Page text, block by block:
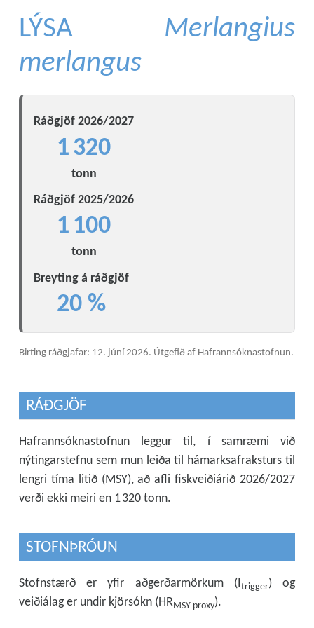
LÝSA Merlangius
merlangus
Ráðgjöf 2026/2027
1 320
tonn
Ráðgjöf 2025/2026
1 100
tonn
Breyting á ráðgjöf
20 %
Birting ráðgjafar: 12. júní 2026. Útgefið af Hafrannsóknastofnun.
RÁÐGJÖF
Hafrannsóknastofnun leggur til, í samræmi við
nýtingarstefnu sem mun leiða til hámarksafraksturs til
lengri tíma litið (MSY), að afli fiskveiðiárið 2026/2027
verði ekki meiri en 1 320 tonn.
STOFNÞRÓUN
Stofnstærð er yfir aðgerðarmörkum (Itrigger) og
veiðiálag er undir kjörsókn (HRMSY proxy).